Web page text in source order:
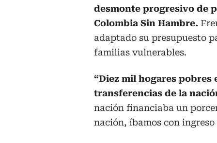
desmonte progresivo de
Colombia Sin Hambre.
adaptado su presupuesto
familias vulnerables.
“Diez mil hogares
transferencias de la
nación financiaba un
nación, íbamos con